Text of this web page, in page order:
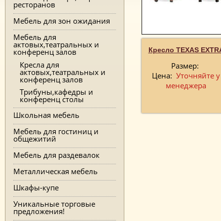
ресторанов
Мебель для зон ожидания
Мебель для
актовых,театральных и
конференц залов
Кресла для
актовых,театральных и
конференц залов
Трибуны,кафедры и
конференц столы
Школьная мебель
Мебель для гостиниц и
общежитий
Мебель для раздевалок
Металлическая мебель
Шкафы-купе
Уникальные торговые
предложения!
Кресло TEXAS
Размер:
Цена: Уточняйте у
менеджера